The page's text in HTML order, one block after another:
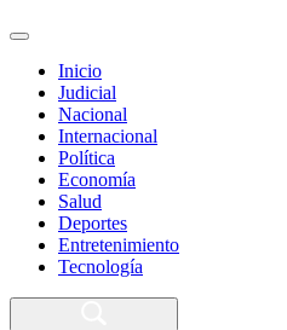
Inicio
Judicial
Nacional
Internacional
Política
Economía
Salud
Deportes
Entretenimiento
Tecnología